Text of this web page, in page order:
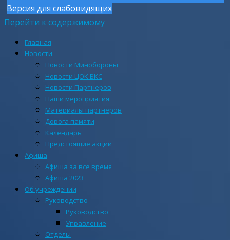
Версия для слабовидящих
Перейти к содержимому
Главная
Новости
Новости Минобороны
Новости ЦОК ВКС
Новости Партнеров
Наши мероприятия
Материалы партнеров
Дорога памяти
Календарь
Предстоящие акции
Афиша
Афиша за все время
Афиша 2023
Об учреждении
Руководство
Руководство
Управление
Отделы